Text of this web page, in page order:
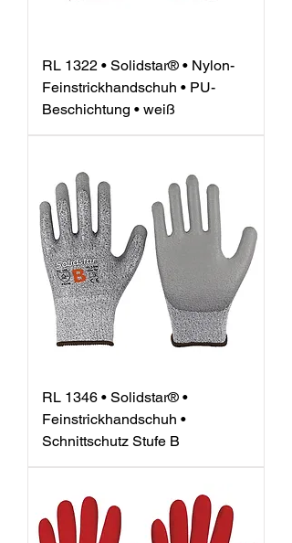
RL 1322 • Solidstar® • Nylon-
Feinstrickhandschuh • PU-
Beschichtung • weiß
RL 1346 • Solidstar® •
Feinstrickhandschuh •
Schnittschutz Stufe B